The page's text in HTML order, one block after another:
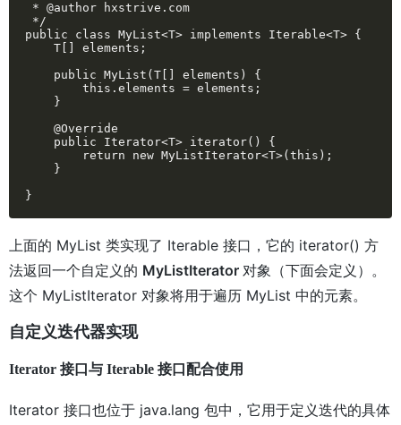
* @author hxstrive.com
*/
public class MyList<T> implements Iterable<T> {
T[] elements;
public MyList(T[] elements) {
this.elements = elements;
}
@Override
public Iterator<T> iterator() {
return new MyListIterator<T>(this);
}
}
上面的 MyList 类实现了 Iterable 接口，它的 iterator() 方
法返回一个自定义的 MyListIterator 对象（下面会定义）。
这个 MyListIterator 对象将用于遍历 MyList 中的元素。
自定义迭代器实现
Iterator 接口与 Iterable 接口配合使用
Iterator 接口也位于 java.lang 包中，它用于定义迭代的具体